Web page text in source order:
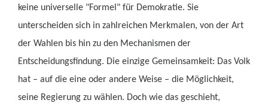
keine universelle "Formel" für Demokratie. Sie
unterscheiden sich in zahlreichen Merkmalen, von der Art
der Wahlen bis hin zu den Mechanismen der
Entscheidungsfindung. Die einzige Gemeinsamkeit: Das Volk
hat – auf die eine oder andere Weise – die Möglichkeit,
seine Regierung zu wählen. Doch wie das geschieht,